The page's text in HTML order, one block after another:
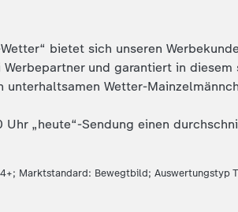
bietet sich unseren
und garantiert in diesem
Wetter-
„heute“-Sendung einen
Marktstandard: Bewegtbild; Auswertungstyp